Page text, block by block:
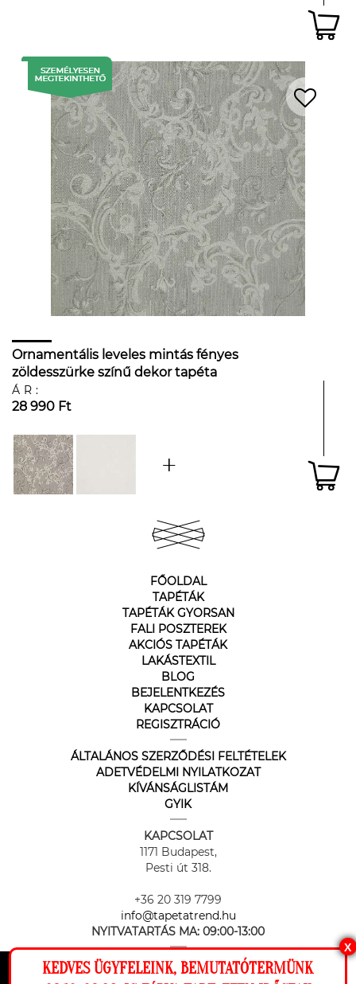
Ornamentális leveles mintás fényes
zöldesszürke színű dekor tapéta
ÁR:
28 990 Ft
FŐOLDAL
TAPÉTÁK
TAPÉTÁK GYORSAN
FALI POSZTEREK
AKCIÓS TAPÉTÁK
LAKÁSTEXTIL
BLOG
BEJELENTKEZÉS
KAPCSOLAT
REGISZTRÁCIÓ
ÁLTALÁNOS SZERZŐDÉSI FELTÉTELEK
ADETVÉDELMI NYILATKOZAT
KÍVÁNSÁGLISTÁM
GYIK
KAPCSOLAT
1171 Budapest,
Pesti út 318.
+36 20 319 7799
info@tapetatrend.hu
NYITVATARTÁS MA: 09:00-13:00
X
KEDVES ÜGYFELEINK, BEMUTATÓTERMÜNK